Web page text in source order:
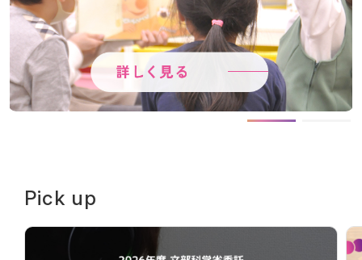
隔ての壁をこえて、
いっしょに生きる。
Pick up